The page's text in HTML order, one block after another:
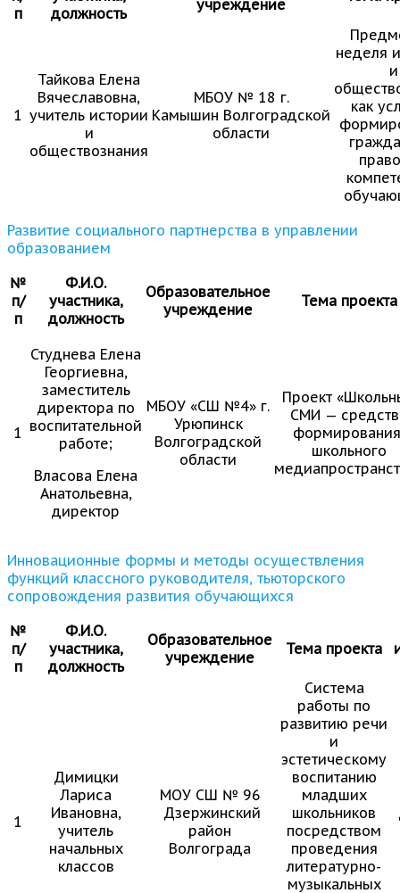
п
должность
учреждение
1
Тайкова Елена
Вячеславовна,
учитель истории
и
обществознания
МБОУ № 18 г.
Камышин Волгоградской
области
неделя
и
как
Развитие социального партнерства в управлении
образованием
№
п/
п
Ф.И.О.
участника,
должность
Образовательное
учреждение
Тема проекта
1
Студнева Елена
Георгиевна,
заместитель
директора по
воспитательной
работе;
Власова Елена
Анатольевна,
директор
МБОУ «СШ №4» г.
Урюпинск
Волгоградской
области
Проект
СМИ —
школьного
Инновационные формы и методы осуществления
функций классного руководителя, тьюторского
сопровождения развития обучающихся
№
п/
п
Ф.И.О.
участника,
должность
Образовательное
учреждение
Тема проекта
1
Димицки
Лариса
Ивановна,
учитель
начальных
классов
МОУ СШ № 96
Дзержинский
район
Волгограда
Система
работы по
развитию речи
и
эстетическому
воспитанию
младших
школьников
посредством
проведения
литературно-
музыкальных